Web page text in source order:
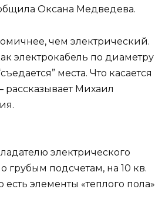
Оксана Медведева.
чем электрический.
электрокабель по диаметру
места. Что касается
рассказывает Михаил
электрического
грубым подсчетам, на 10 кв.
элементы «теплого пола»